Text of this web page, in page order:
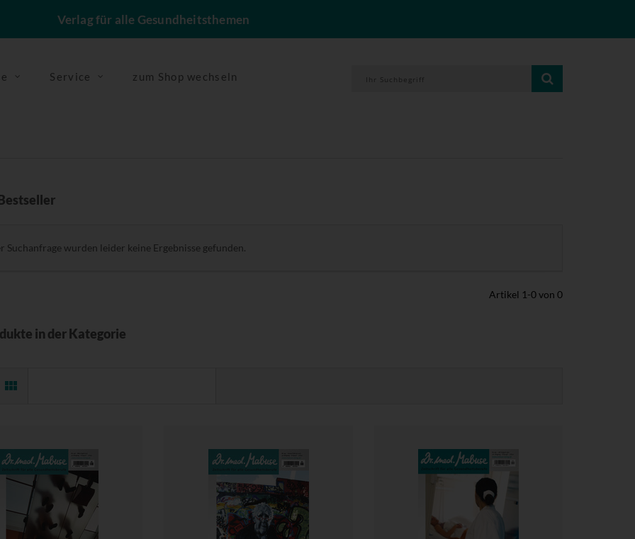
Verlag für alle Gesundheitsthemen
Service zum Shop wechseln
Suchanfrage wurden leider keine Ergebnisse gefunden.
Artikel 1 -0von 0
in der Kategorie